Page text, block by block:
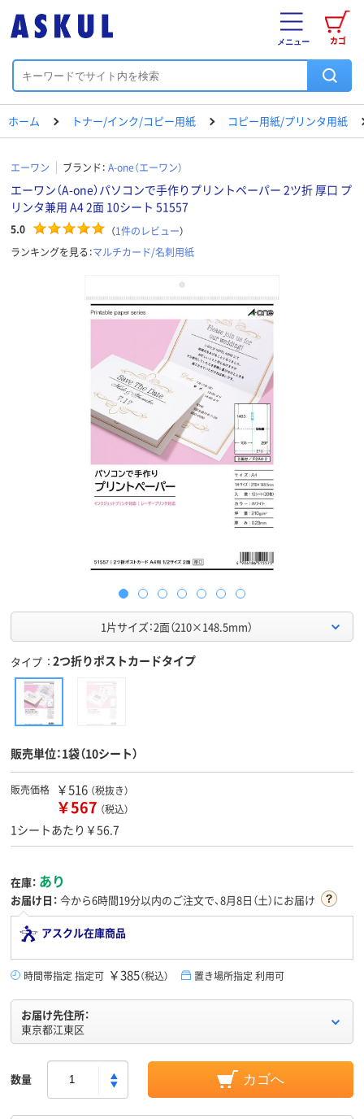
カゴ
メニュー
ホーム トナー/インク/コピー用紙 コピー用紙/プリンタ用紙
エーワン ブランド： A-one（エーワン）
エーワン（A-one）パソコンで手作りプリントペーパー 2ツ折 厚口 プ
リンタ兼用 A4 2面 10シート 51557
5.0 （1件のレビュー）
ランキングを見る：マルチカード/名刺用紙
1片サイズ：2面（210×148.5mm）
タイプ 2つ折りポストカードタイプ
販売単位：1袋（10シート）
販売価格 ￥516 （税抜き）
￥567 （税込）
1シートあたり￥56.7
在庫： あり
お届け日： 今から6時間19分以内のご注文で、8月8日（土）にお届け
アスクル在庫商品
時間帯指定 指定可 ￥385（税込） 置き場所指定 利用可
お届け先住所：
東京都江東区
数量 カゴへ